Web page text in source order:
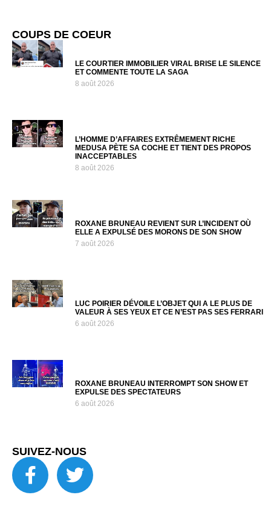
COUPS DE COEUR
LE COURTIER IMMOBILIER VIRAL BRISE LE SILENCE
ET COMMENTE TOUTE LA SAGA
8 août 2026
L’HOMME D’AFFAIRES EXTRÊMEMENT RICHE
MEDUSA PÈTE SA COCHE ET TIENT DES PROPOS
INACCEPTABLES
8 août 2026
ROXANE BRUNEAU REVIENT SUR L’INCIDENT OÙ
ELLE A EXPULSÉ DES MORONS DE SON SHOW
7 août 2026
LUC POIRIER DÉVOILE L’OBJET QUI A LE PLUS DE
VALEUR À SES YEUX ET CE N’EST PAS SES FERRARI
6 août 2026
ROXANE BRUNEAU INTERROMPT SON SHOW ET
EXPULSE DES SPECTATEURS
6 août 2026
SUIVEZ-NOUS